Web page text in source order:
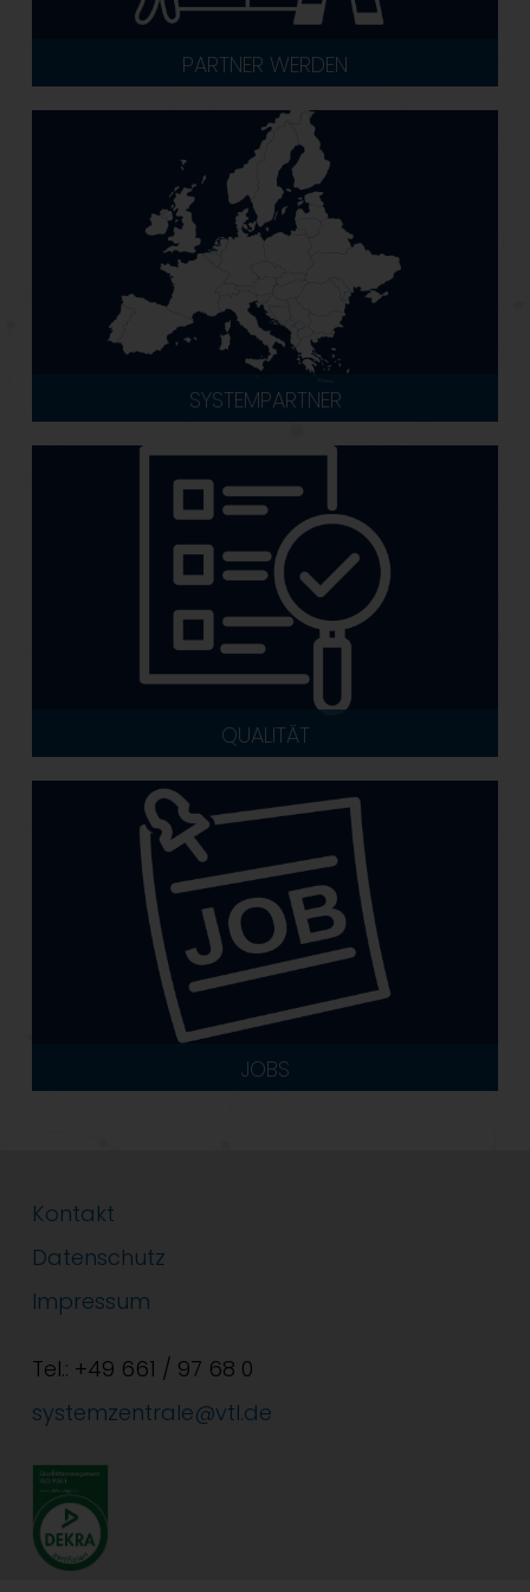
PARTNER WERDEN
SYSTEMPARTNER
QUALITÄT
JOBS
Kontakt
Datenschutz
Impressum
Tel.: +49 661 / 97 68 0
systemzentrale@vtl.de